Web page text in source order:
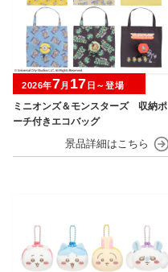
ミニオンズ＆モンスターズ 収納ポ
ーチ付きエコバッグ
2026年7月 17 日～登場